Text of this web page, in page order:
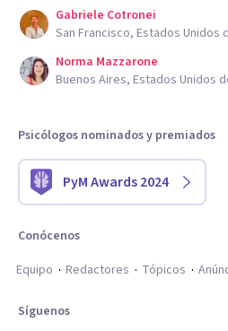
Gabriele Cotronei
San Francisco, Estados Unidos
Norma Mazzarone
Buenos Aires, Estados Unidos
Psicólogos nominados y premiados
PyM Awards 2024
Conócenos
Equipo
Redactores Tópicos
Síguenos